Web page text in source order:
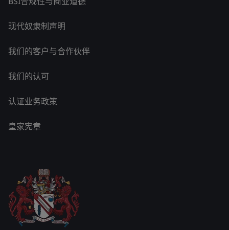
现代奴隶制声明
我们的客户与合作伙伴
我们的认可
认证业务政策
皇家宪章